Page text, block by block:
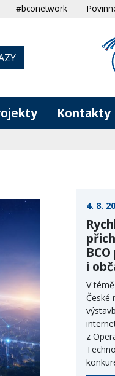
#bconetwork
Kontakty
4. 8.
i
V
České
z